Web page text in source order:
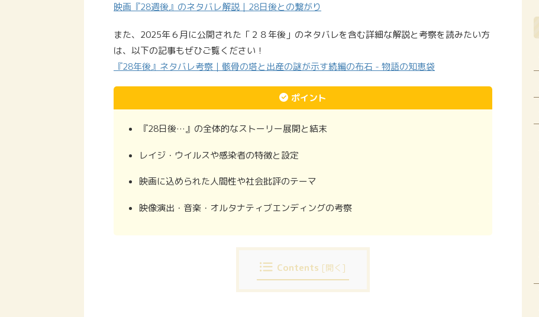
映画『28週後』のネタバレ解説｜28日後との繋がり
また、2025年６月に公開された「２８年後」のネタバレを含む詳細な解説と考察を読みたい方
は、以下の記事もぜひご覧ください！
『28年後』ネタバレ考察｜骸骨の塔と出産の謎が示す続編の布石 - 物語の知恵袋
ポイント
『28日後…』の全体的なストーリー展開と結末
レイジ・ウイルスや感染者の特徴と設定
映画に込められた人間性や社会批評のテーマ
映像演出・音楽・オルタナティブエンディングの考察
Contents [開く ]